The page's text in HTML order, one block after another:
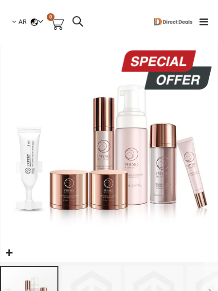
Toggle
السلة
0العناصر
لغة
AR
النهاية
معرض
الصور